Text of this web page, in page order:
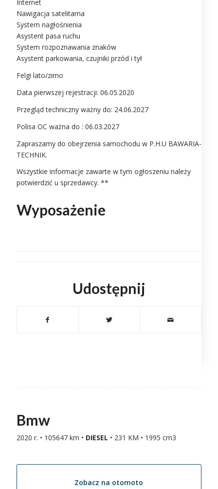
Internet
Nawigacja satelitarna
System nagłośnienia
Asystent pasa ruchu
System rozpoznawania znaków
Asystent parkowania, czujniki przód i tył
Felgi lato/zimo
Data pierwszej rejestracji: 06.05.2020
Przegląd techniczny ważny do: 24.06.2027
Polisa OC ważna do : 06.03.2027
Zapraszamy do obejrzenia samochodu w P.H.U BAWARIA-
TECHNIK.
Wszystkie informacje zawarte w tym ogłoszeniu należy
potwierdzić u sprzedawcy. **
Wyposażenie
Udostępnij
Bmw
2020 r. • 105647 km • DIESEL • 231 KM • 1995 cm3
Zobacz na otomoto